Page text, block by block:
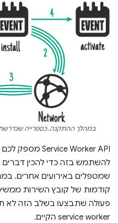
במהלך ההתקנה, כספרייה שנדרשת
‫Service Worker API מספק לכם אירוע
להשתמש בזה כדי להכין דברים
שמטפלים באירועים אחרים.
קודמות של קובץ השירות
פעולה שתבצעו בשלב הזה
service worker הקיים.